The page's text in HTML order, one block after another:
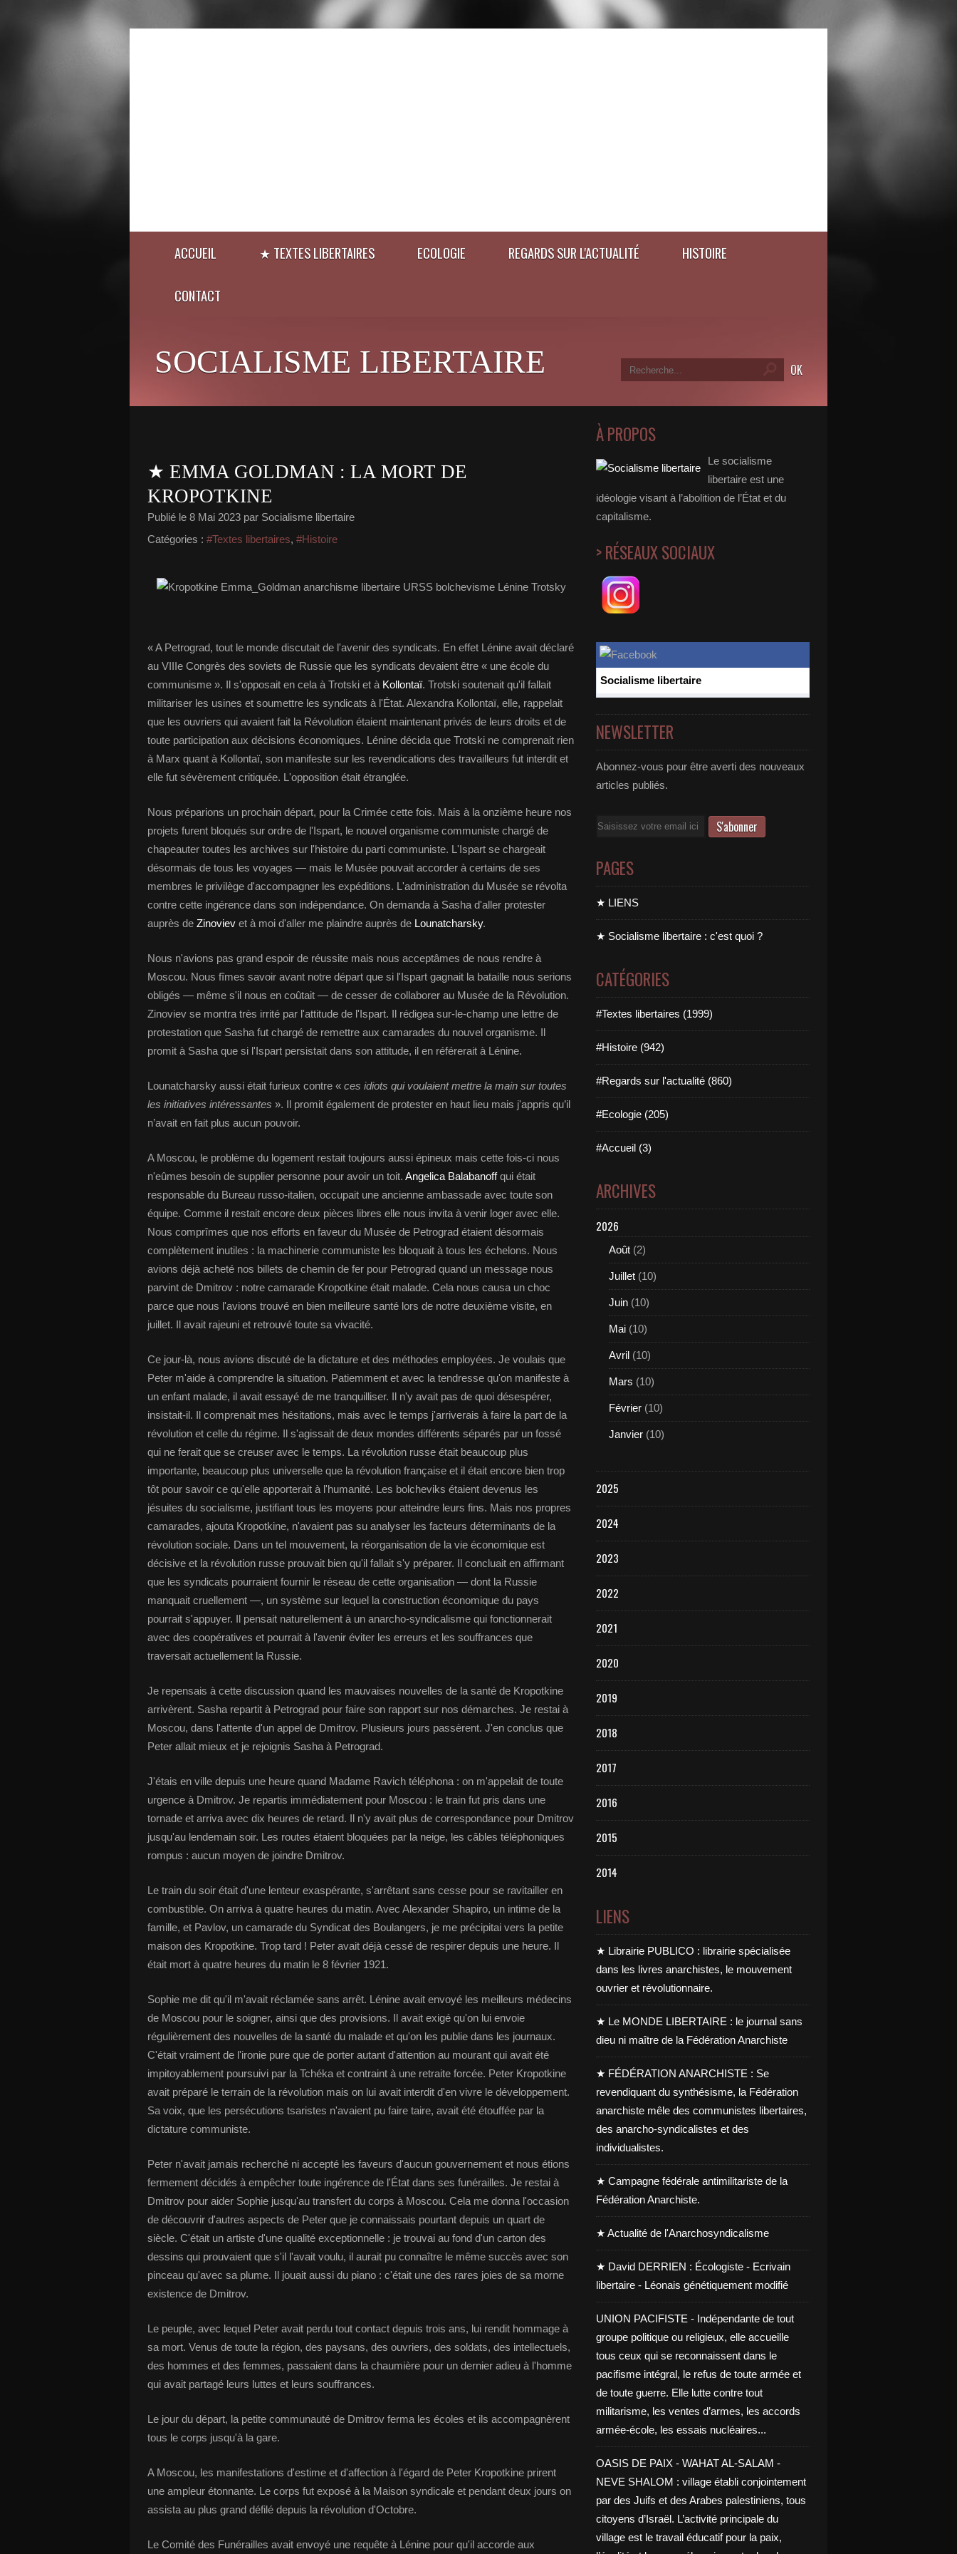
ACCUEIL ★ TEXTES LIBERTAIRES ECOLOGIE REGARDS SUR L'ACTUALITÉ HISTOIRE
CONTACT
SOCIALISME LIBERTAIRE
★ EMMA GOLDMAN : LA MORT DE
KROPOTKINE
Publié le 8 Mai 2023 par Socialisme libertaire
Catégories : #Textes libertaires, #Histoire
« A Petrograd, tout le monde discutait de l'avenir des syndicats. En effet Lénine avait déclaré
au VIIIe Congrès des soviets de Russie que les syndicats devaient être « une école du
communisme ». Il s'opposait en cela à Trotski et à Kollontaï. Trotski soutenait qu'il fallait
militariser les usines et soumettre les syndicats à l'État. Alexandra Kollontaï, elle, rappelait
que les ouvriers qui avaient fait la Révolution étaient maintenant privés de leurs droits et de
toute participation aux décisions économiques. Lénine décida que Trotski ne comprenait rien
à Marx quant à Kollontaï, son manifeste sur les revendications des travailleurs fut interdit et
elle fut sévèrement critiquée. L'opposition était étranglée.
Nous préparions un prochain départ, pour la Crimée cette fois. Mais à la onzième heure nos
projets furent bloqués sur ordre de l'Ispart, le nouvel organisme communiste chargé de
chapeauter toutes les archives sur l'histoire du parti communiste. L'Ispart se chargeait
désormais de tous les voyages — mais le Musée pouvait accorder à certains de ses
membres le privilège d'accompagner les expéditions. L'administration du Musée se révolta
contre cette ingérence dans son indépendance. On demanda à Sasha d'aller protester
auprès de Zinoviev et à moi d'aller me plaindre auprès de Lounatcharsky.
Nous n'avions pas grand espoir de réussite mais nous acceptâmes de nous rendre à
Moscou. Nous fîmes savoir avant notre départ que si l'Ispart gagnait la bataille nous serions
obligés — même s'il nous en coûtait — de cesser de collaborer au Musée de la Révolution.
Zinoviev se montra très irrité par l'attitude de l'Ispart. Il rédigea sur-le-champ une lettre de
protestation que Sasha fut chargé de remettre aux camarades du nouvel organisme. Il
promit à Sasha que si l'Ispart persistait dans son attitude, il en référerait à Lénine.
Lounatcharsky aussi était furieux contre « ces idiots qui voulaient mettre la main sur toutes
les initiatives intéressantes ». Il promit également de protester en haut lieu mais j'appris qu’il
n’avait en fait plus aucun pouvoir.
A Moscou, le problème du logement restait toujours aussi épineux mais cette fois-ci nous
n'eûmes besoin de supplier personne pour avoir un toit. Angelica Balabanoffqui était
responsable du Bureau russo-italien, occupait une ancienne ambassade avec toute son
équipe. Comme il restait encore deux pièces libres elle nous invita à venir loger avec elle.
Nous comprîmes que nos efforts en faveur du Musée de Petrograd étaient désormais
complètement inutiles : la machinerie communiste les bloquait à tous les échelons. Nous
avions déjà acheté nos billets de chemin de fer pour Petrograd quand un message nous
parvint de Dmitrov : notre camarade Kropotkine était malade. Cela nous causa un choc
parce que nous l'avions trouvé en bien meilleure santé lors de notre deuxième visite, en
juillet. Il avait rajeuni et retrouvé toute sa vivacité.
Ce jour-là, nous avions discuté de la dictature et des méthodes employées. Je voulais que
Peter m'aide à comprendre la situation. Patiemment et avec la tendresse qu'on manifeste à
un enfant malade, il avait essayé de me tranquilliser. Il n'y avait pas de quoi désespérer,
insistait-il. Il comprenait mes hésitations, mais avec le temps j'arriverais à faire la part de la
révolution et celle du régime. Il s'agissait de deux mondes différents séparés par un fossé
qui ne ferait que se creuser avec le temps. La révolution russe était beaucoup plus
importante, beaucoup plus universelle que la révolution française et il était encore bien trop
tôt pour savoir ce qu'elle apporterait à l'humanité. Les bolcheviks étaient devenus les
jésuites du socialisme, justifiant tous les moyens pour atteindre leurs fins. Mais nos propres
camarades, ajouta Kropotkine, n'avaient pas su analyser les facteurs déterminants de la
révolution sociale. Dans un tel mouvement, la réorganisation de la vie économique est
décisive et la révolution russe prouvait bien qu'il fallait s'y préparer. Il concluait en affirmant
que les syndicats pourraient fournir le réseau de cette organisation — dont la Russie
manquait cruellement —, un système sur lequel la construction économique du pays
pourrait s'appuyer. Il pensait naturellement à un anarcho-syndicalisme qui fonctionnerait
avec des coopératives et pourrait à l'avenir éviter les erreurs et les souffrances que
traversait actuellement la Russie.
Je repensais à cette discussion quand les mauvaises nouvelles de la santé de Kropotkine
arrivèrent. Sasha repartit à Petrograd pour faire son rapport sur nos démarches. Je restai à
Moscou, dans l'attente d'un appel de Dmitrov. Plusieurs jours passèrent. J'en conclus que
Peter allait mieux et je rejoignis Sasha à Petrograd.
J'étais en ville depuis une heure quand Madame Ravich téléphona : on m'appelait de toute
urgence à Dmitrov. Je repartis immédiatement pour Moscou : le train fut pris dans une
tornade et arriva avec dix heures de retard. Il n'y avait plus de correspondance pour Dmitrov
jusqu'au lendemain soir. Les routes étaient bloquées par la neige, les câbles téléphoniques
rompus : aucun moyen de joindre Dmitrov.
Le train du soir était d'une lenteur exaspérante, s'arrêtant sans cesse pour se ravitailler en
combustible. On arriva à quatre heures du matin. Avec Alexander Shapiro, un intime de la
famille, et Pavlov, un camarade du Syndicat des Boulangers, je me précipitai vers la petite
maison des Kropotkine. Trop tard ! Peter avait déjà cessé de respirer depuis une heure. Il
était mort à quatre heures du matin le 8 février 1921.
Sophie me dit qu'il m'avait réclamée sans arrêt. Lénine avait envoyé les meilleurs médecins
de Moscou pour le soigner, ainsi que des provisions. Il avait exigé qu'on lui envoie
régulièrement des nouvelles de la santé du malade et qu'on les publie dans les journaux.
C'était vraiment de l'ironie pure que de porter autant d'attention au mourant qui avait été
impitoyablement poursuivi par la Tchéka et contraint à une retraite forcée. Peter Kropotkine
avait préparé le terrain de la révolution mais on lui avait interdit d'en vivre le développement.
Sa voix, que les persécutions tsaristes n'avaient pu faire taire, avait été étouffée par la
dictature communiste.
Peter n'avait jamais recherché ni accepté les faveurs d'aucun gouvernement et nous étions
fermement décidés à empêcher toute ingérence de l'État dans ses funérailles. Je restai à
Dmitrov pour aider Sophie jusqu'au transfert du corps à Moscou. Cela me donna l'occasion
de découvrir d'autres aspects de Peter que je connaissais pourtant depuis un quart de
siècle. C'était un artiste d'une qualité exceptionnelle : je trouvai au fond d'un carton des
dessins qui prouvaient que s'il l'avait voulu, il aurait pu connaître le même succès avec son
pinceau qu'avec sa plume. Il jouait aussi du piano : c'était une des rares joies de sa morne
existence de Dmitrov.
Le peuple, avec lequel Peter avait perdu tout contact depuis trois ans, lui rendit hommage à
sa mort. Venus de toute la région, des paysans, des ouvriers, des soldats, des intellectuels,
des hommes et des femmes, passaient dans la chaumière pour un dernier adieu à l'homme
qui avait partagé leurs luttes et leurs souffrances.
Le jour du départ, la petite communauté de Dmitrov ferma les écoles et ils accompagnèrent
tous le corps jusqu'à la gare.
A Moscou, les manifestations d'estime et d'affection à l'égard de Peter Kropotkine prirent
une ampleur étonnante. Le corps fut exposé à la Maison syndicale et pendant deux jours on
assista au plus grand défilé depuis la révolution d'Octobre.
Le Comité des Funérailles avait envoyé une requête à Lénine pour qu'il accorde aux
À PROPOS
Le socialisme
libertaire est une
idéologie visant à l’abolition de l’État et du
capitalisme.
> RÉSEAUX SOCIAUX
Socialisme libertaire
NEWSLETTER
Abonnez-vous pour être averti des nouveaux
articles publiés.
Email
PAGES
★ LIENS
★ Socialisme libertaire : c'est quoi ?
CATÉGORIES
#Textes libertaires (1999)
#Histoire (942)
#Regards sur l'actualité (860)
#Ecologie (205)
#Accueil (3)
ARCHIVES
2026
Août (2)
Juillet (10)
Juin (10)
Mai (10)
Avril (10)
Mars (10)
Février (10)
Janvier (10)
2025
2024
2023
2022
2021
2020
2019
2018
2017
2016
2015
2014
LIENS
★ Librairie PUBLICO : librairie spécialisée
dans les livres anarchistes, le mouvement
ouvrier et révolutionnaire.
★ Le MONDE LIBERTAIRE : le journal sans
dieu ni maître de la Fédération Anarchiste
★ FÉDÉRATION ANARCHISTE : Se
revendiquant du synthésisme, la Fédération
anarchiste mêle des communistes libertaires,
des anarcho-syndicalistes et des
individualistes.
★ Campagne fédérale antimilitariste de la
Fédération Anarchiste.
★ Actualité de l'Anarchosyndicalisme
★ David DERRIEN : Écologiste - Ecrivain
libertaire - Léonais génétiquement modifié
UNION PACIFISTE - Indépendante de tout
groupe politique ou religieux, elle accueille
tous ceux qui se reconnaissent dans le
pacifisme intégral, le refus de toute armée et
de toute guerre. Elle lutte contre tout
militarisme, les ventes d’armes, les accords
armée-école, les essais nucléaires...
OASIS DE PAIX - WAHAT AL-SALAM -
NEVE SHALOM : village établi conjointement
par des Juifs et des Arabes palestiniens, tous
citoyens d’Israël. L’activité principale du
village est le travail éducatif pour la paix,